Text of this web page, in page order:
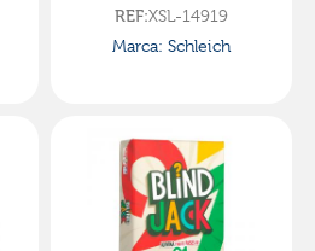
REF:XSL-14919
Marca: Schleich